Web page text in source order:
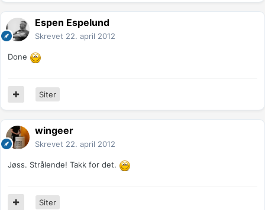
Espen Espelund
Skrevet 22. april 2012
Done
Siter
wingeer
Skrevet 22. april 2012
Jøss. Strålende! Takk for det.
Siter